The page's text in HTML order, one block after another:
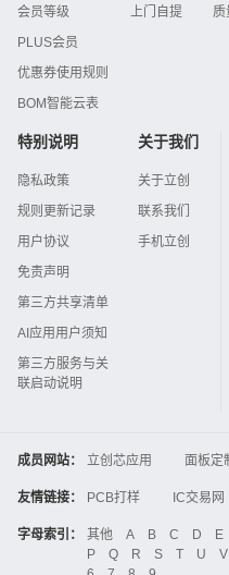
会员等级
PLUS会员
优惠券使用规则
BOM智能云表
上门自提
质
特别说明
隐私政策
规则更新记录
用户协议
免责声明
第三方共享清单
AI应用用户须知
第三方服务与关
联启动说明
关于我们
关于立创
联系我们
手机立创
成员网站： 立创芯应用 面板定
3D打印
嘉立创FPC
Global Website LCSC
友情链接： PCB打样 IC交易网
中国IC网
智能电网
晶振
电子技术应用
字母索引： 其他 A B C D E
P
Q R S T U V